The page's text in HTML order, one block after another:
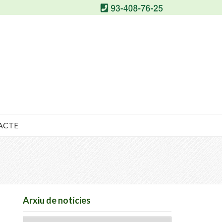
Arxiu de notícies